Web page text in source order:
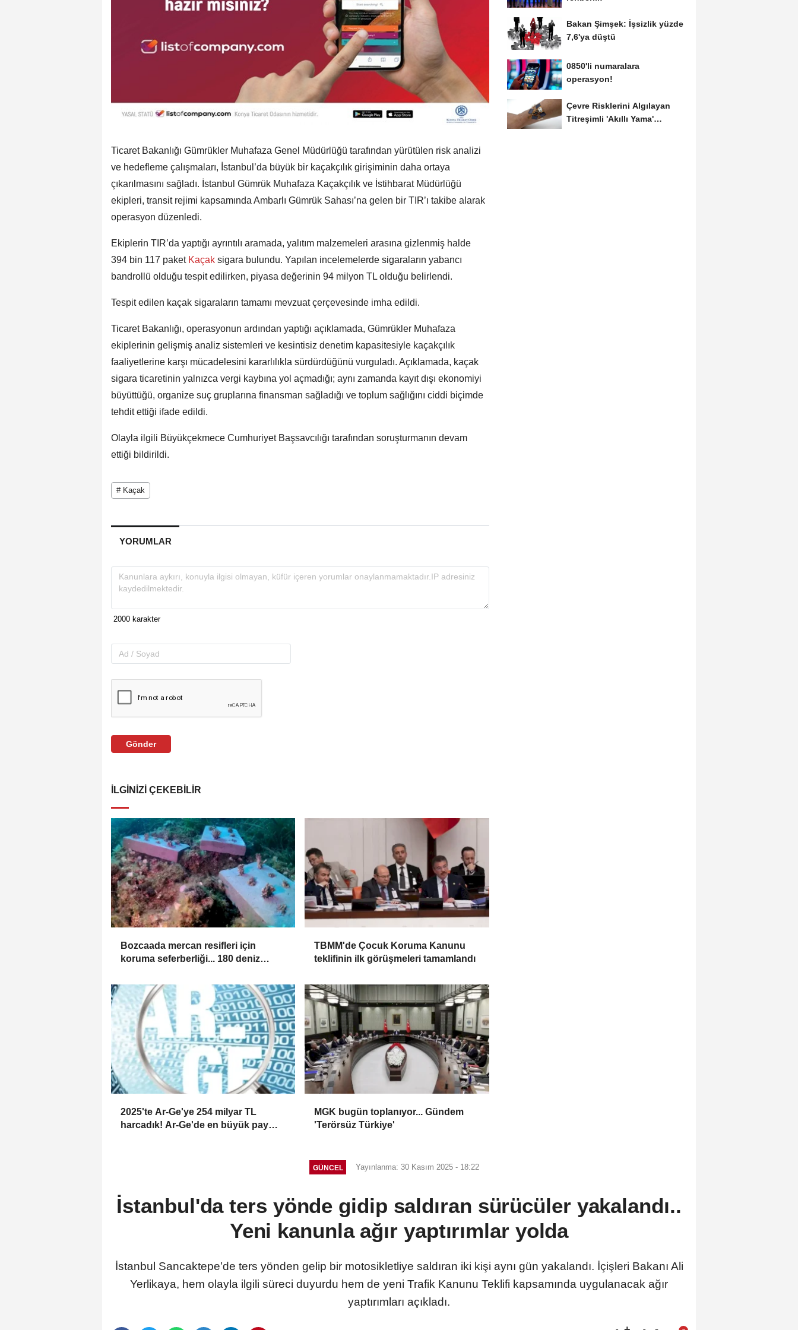
Ticaret Bakanlığı Gümrükler Muhafaza Genel Müdürlüğü tarafından yürütülen risk analizi
ve hedefleme çalışmaları, İstanbul’da büyük bir kaçakçılık girişiminin daha ortaya
çıkarılmasını sağladı. İstanbul Gümrük Muhafaza Kaçakçılık ve İstihbarat Müdürlüğü
ekipleri, transit rejimi kapsamında Ambarlı Gümrük Sahası’na gelen bir TIR’ı takibe alarak
operasyon düzenledi.
Ekiplerin TIR’da yaptığı ayrıntılı aramada, yalıtım malzemeleri arasına gizlenmiş halde
394 bin 117 paketKaçak sigara bulundu. Yapılan incelemelerde sigaraların yabancı
bandrollü olduğu tespit edilirken, piyasa değerinin 94 milyon TL olduğu belirlendi.
Tespit edilen kaçak sigaraların tamamı mevzuat çerçevesinde imha edildi.
Ticaret Bakanlığı, operasyonun ardından yaptığı açıklamada, Gümrükler Muhafaza
ekiplerinin gelişmiş analiz sistemleri ve kesintisiz denetim kapasitesiyle kaçakçılık
faaliyetlerine karşı mücadelesini kararlılıkla sürdürdüğünü vurguladı. Açıklamada, kaçak
sigara ticaretinin yalnızca vergi kaybına yol açmadığı; aynı zamanda kayıt dışı ekonomiyi
büyüttüğü, organize suç gruplarına finansman sağladığı ve toplum sağlığını ciddi biçimde
tehdit ettiği ifade edildi.
Olayla ilgili Büyükçekmece Cumhuriyet Başsavcılığı tarafından soruşturmanın devam
ettiği bildirildi.
# Kaçak
YORUMLAR
Gönder
İLGINIZI ÇEKEBILIR
Bozcaada mercan resifleri için
koruma seferberliği... 180 deniz
TBMM'de Çocuk Koruma Kanunu
teklifinin ilk görüşmeleri tamamlandı
2025'te Ar-Ge'ye 254 milyar TL
harcadık! Ar-Ge'de en büyük pay
MGK bugün toplanıyor... Gündem
'Terörsüz Türkiye'
Bakan Şimşek: İşsizlik yüzde
7,6'ya düştü
0850'li numaralara
operasyon!
Çevre Risklerini Algılayan
Titreşimli 'Akıllı Yama'
GÜNCEL Yayınlanma: 30 Kasım 2025 - 18:22
İstanbul'da ters yönde gidip saldıran sürücüler yakalandı..
Yeni kanunla ağır yaptırımlar yolda
İstanbul Sancaktepe’de ters yönden gelip bir motosikletliye saldıran iki kişi aynı gün yakalandı. İçişleri Bakanı Ali
Yerlikaya, hem olayla ilgili süreci duyurdu hem de yeni Trafik Kanunu Teklifi kapsamında uygulanacak ağır
yaptırımları açıkladı.